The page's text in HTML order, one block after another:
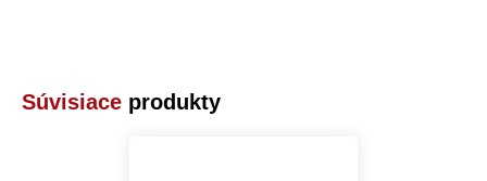
Súvisiace produkty